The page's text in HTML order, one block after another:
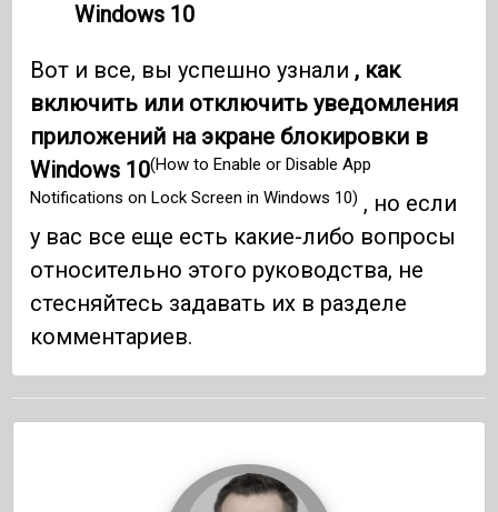
Windows 10
Вот и все, вы успешно узнали , как
включить или отключить уведомления
приложений на экране блокировки в
Windows 10(How to Enable or Disable App
Notifications on Lock Screen in Windows 10) , но если
у вас все еще есть какие-либо вопросы
относительно этого руководства, не
стесняйтесь задавать их в разделе
комментариев.